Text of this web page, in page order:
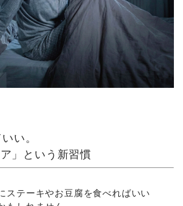
い。
」という新習慣
ステーキやお豆腐を食べればいい